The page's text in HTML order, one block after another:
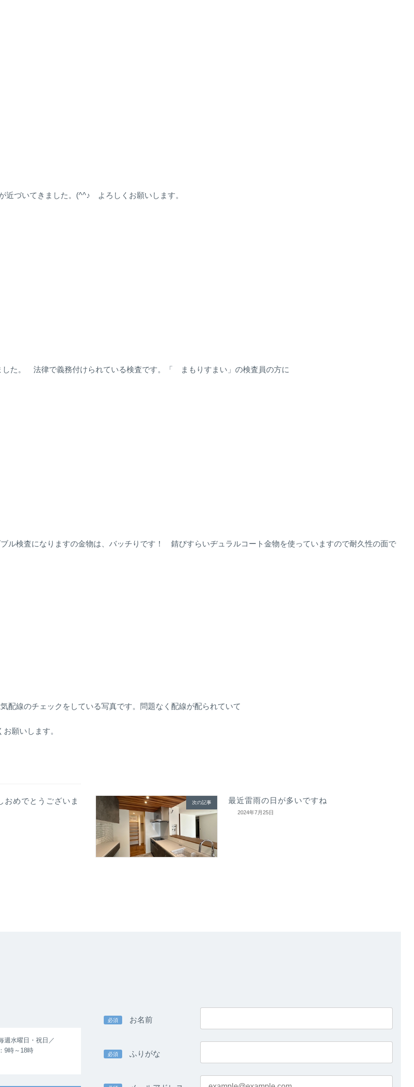
づいてきました。(^^♪ よろしくお願いします。
た。 法律で義務付けられている検査です。「 まもりすまい」の検査員の方に
になりますの金物は、バッチりです！ 錆びすらいヂュラルコート金物を使っていますので耐久性の面で
のチェックをしている写真です。問題なく配線が配られていて
願いします。
めでとうございま
次の記事 最近雷雨の日が多いですね
2024年7月25日
週水曜日・祝日／
9時～18時
必須 お名前
必須 ふりがな